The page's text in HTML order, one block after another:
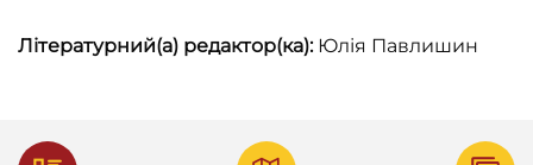
Літературний(а) редактор(ка):Юлія Павлишин